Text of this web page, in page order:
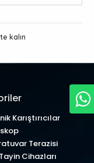
kalın
Karıştırıcılar
Terazisi
Cihazları